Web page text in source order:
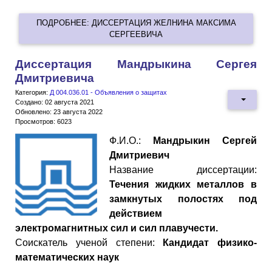
ПОДРОБНЕЕ: ДИССЕРТАЦИЯ ЖЕЛНИНА МАКСИМА
СЕРГЕЕВИЧА
Диссертация Мандрыкина Сергея
Дмитриевича
Категория: Д 004.036.01 - Объявления о защитах
Создано: 02 августа 2021
Обновлено: 23 августа 2022
Просмотров: 6023
Ф.И.О.:
Мандрыкин Сергей
Дмитриевич
Название диссертации:
Течения жидких металлов в
замкнутых полостях под
действием
электромагнитных сил и сил плавучести.
Cоискатель ученой степени:
Кандидат физико-
математических наук